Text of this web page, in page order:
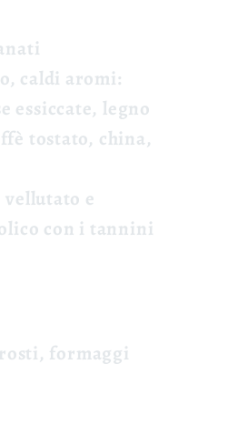
caldi aromi:
essiccate, legno
tostato, china,
vellutato e
con i tannini
formaggi